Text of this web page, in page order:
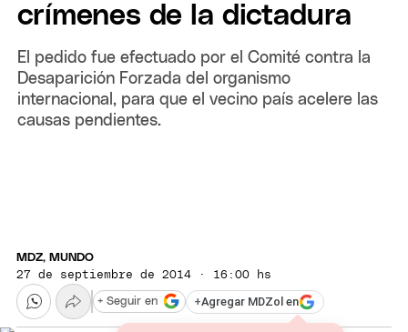
crímenes de la dictadura
El pedido fue efectuado por el Comité contra la
Desaparición Forzada del organismo
internacional, para que el vecino país acelere las
causas pendientes.
MDZ, MUNDO
27 de septiembre de 2014 · 16:00 hs
+Agregar MDZol en
+ Seguir en